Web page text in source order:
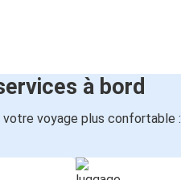
à bord
voyage plus confortable :